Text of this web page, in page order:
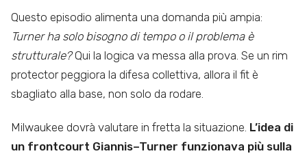
Questo episodio alimenta una domanda più ampia:
Turner ha solo bisogno di tempo o il problema è
strutturale?Qui la logica va messa alla prova. Se un rim
protector peggiora la difesa collettiva, allora il fit è
sbagliato alla base, non solo da rodare.
Milwaukee dovrà valutare in fretta la situazione. L’idea di
un frontcourt Giannis–Turner funzionava più sulla